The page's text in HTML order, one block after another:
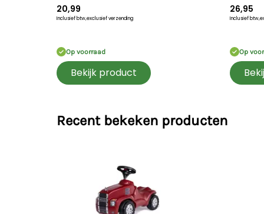
20,99
Inclusief btw,exclusief verzending
Op voorraad
Bekijk product
26,95
Inclusief btw,
Op
Recent bekeken producten